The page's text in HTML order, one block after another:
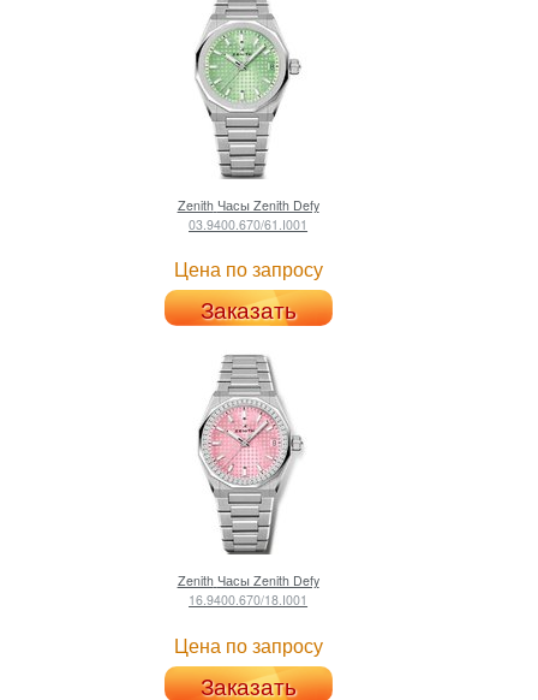
Zenith Часы Zenith Defy
03.9400.670/61.I001
Цена по запросу
Заказать
Zenith Часы Zenith Defy
16.9400.670/18.I001
Цена по запросу
Заказать